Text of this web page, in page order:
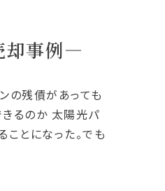
却事例―
の残債があっても
るのか 太陽光パ
とになった。でも